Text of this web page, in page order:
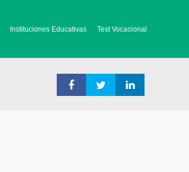
Instituciones Educativas Test Vocacional